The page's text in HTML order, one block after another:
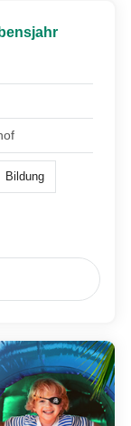
Bildung